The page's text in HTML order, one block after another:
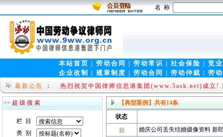
名 称
本站首页 | 劳动合同 | 劳动常识 | 社会保险 | 竞
企业改制
| 规章制度 | 劳动合同 | 劳动仲裁 | 劳
最新公告 ：
法律视窗(www.9wen.net)全新上线!! [law 2009-
热烈祝贺中国律师信息港集团(www.5ask.net)成立!
>> 超 级 搜 索
栏 目
类 别
【典型案例】 共有14条
状态
婚庆公司丢失结婚摄像资料 新